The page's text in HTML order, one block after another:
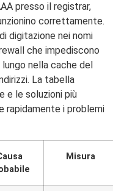
presso il registrar,
correttamente.
digitazione nei nomi
che impediscono
nella cache del
La tabella
e le soluzioni più
rapidamente i problemi
Misura